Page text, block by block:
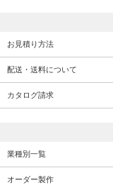
お見積り方法
配送・送料について
カタログ請求
業種別一覧
オーダー製作